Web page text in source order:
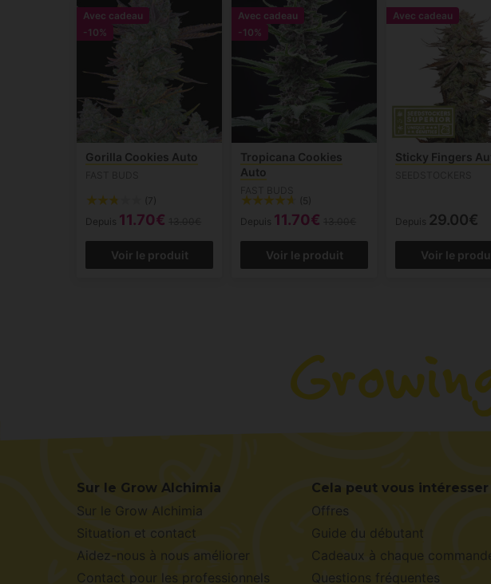
Avec cadeau
-10%
Gorilla Cookies Auto
(7)
Depuis 11.70€
Voir le produit
Avec cadeau
-10%
Tropicana Cookies
Auto
(5)
Depuis 11.70€
Voir le produit
Avec cadeau
Sticky Fingers
Depuis 29.00€
Voir le
Sur le Grow Alchimia
Sur le Grow Alchimia
Situation et contact
Aidez-nous à nous améliorer
Contact pour les professionnels
Cela peut vous intéresser
Offres
Guide du débutant
Cadeaux à chaque
Questions fréquentes